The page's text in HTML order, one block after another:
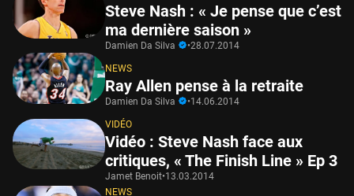
Steve Nash : « Je pense que c’est
ma dernière saison »
Damien Da Silva •28.07.2014
NEWS
Ray Allen pense à la retraite
Damien Da Silva •14.06.2014
VIDÉO
Vidéo : Steve Nash face aux
critiques, « The Finish Line » Ep 3
Jamet Benoit•13.03.2014
NEWS